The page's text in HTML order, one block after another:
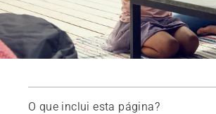
O que inclui esta página?